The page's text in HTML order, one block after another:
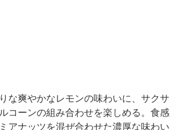
な爽やかなレモンの味わいに、サクサ
コーンの組み合わせを楽しめる。食感
アナッツを混ぜ合わせた濃厚な味わい